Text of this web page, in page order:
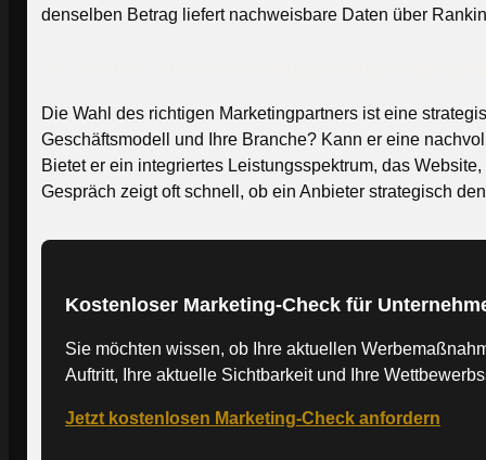
denselben Betrag liefert nachweisbare Daten über
Die Wahl des richtigen Marketingpartners ist eine
Geschäftsmodell und Ihre Branche? Kann er eine
Bietet er ein integriertes Leistungsspektrum, das
Gespräch zeigt oft schnell, ob ein Anbieter strategisch
Kostenloser Marketing-Check für
Sie möchten wissen, ob Ihre aktuellen
Auftritt, Ihre aktuelle Sichtbarkeit und Ihre
Jetzt kostenlosen Marketing-Check anfordern